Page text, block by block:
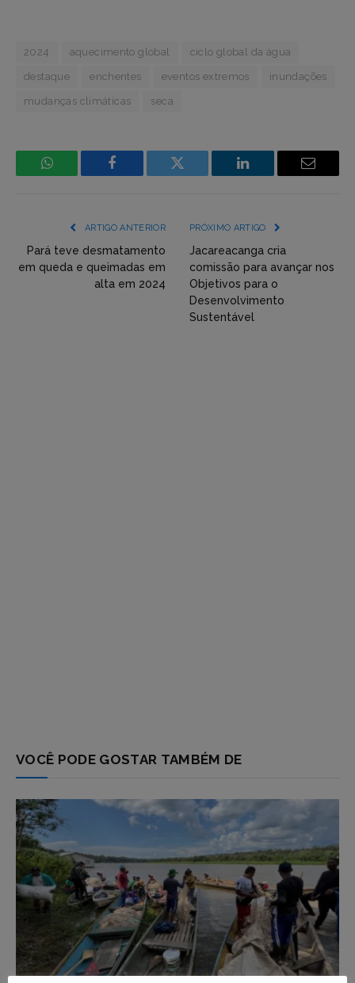
2024 aquecimento global ciclo global da água
destaque enchentes eventos extremos inundações
mudanças climáticas seca
WhatsApp Facebook
Incorpore
(YouTube,
Twitter,
Flickr
etc)
LinkedIn Email
ARTIGO ANTERIOR
Pará teve desmatamento
em queda e queimadas em
alta em 2024
PRÓXIMO ARTIGO
Jacareacanga cria
comissão para avançar nos
Objetivos para o
Desenvolvimento
Sustentável
VOCÊ PODE GOSTAR TAMBÉM DE